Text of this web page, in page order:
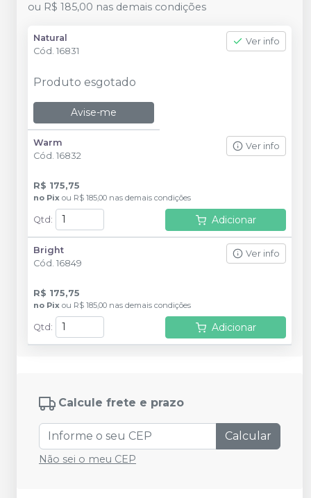
ou R$ 185,00 nas demais condições
Natural
Cód. 16831
Ver info
Produto esgotado
Avise-me
Warm
Cód. 16832
Ver info
R$ 175,75
no Pix ou R$ 185,00 nas demais condições
Qtd : Adicionar
Bright
Cód. 16849
Ver info
R$ 175,75
no Pix ou R$ 185,00 nas demais condições
Qtd : Adicionar
Calcule frete e prazo
Calcular
Não sei o meu CEP